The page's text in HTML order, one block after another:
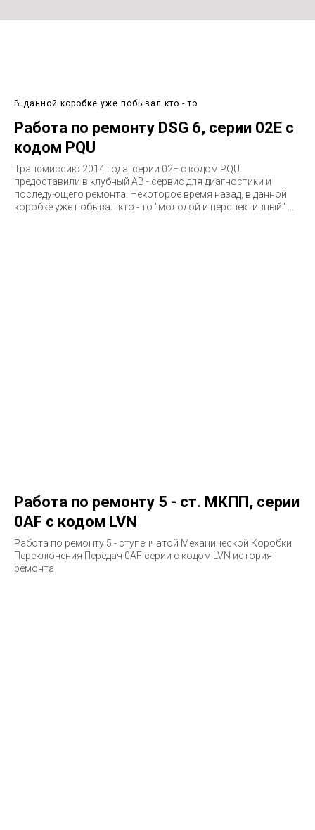
В данной коробке уже побывал кто - то
Работа по ремонту DSG 6, серии 02E с
кодом PQU
Трансмиссию 2014 года, серии 02E c кодом PQU
предоставили в клубный АВ - сервис для диагностики и
последующего ремонта. Некоторое время назад, в данной
коробке уже побывал кто - то "молодой и перспективный" ...
Работа по ремонту 5 - ст. МКПП, серии
0AF с кодом LVN
Работа по ремонту 5 - ступенчатой Механической Коробки
Переключения Передач 0AF серии с кодом LVN история
ремонта